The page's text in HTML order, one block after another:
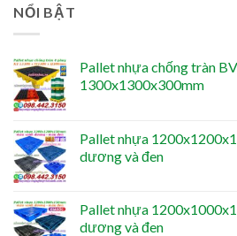
NỔI BẬT
Pallet nhựa chống tràn
1300x1300x300mm
Pallet nhựa
dương và đen
Pallet nhựa
dương và đen